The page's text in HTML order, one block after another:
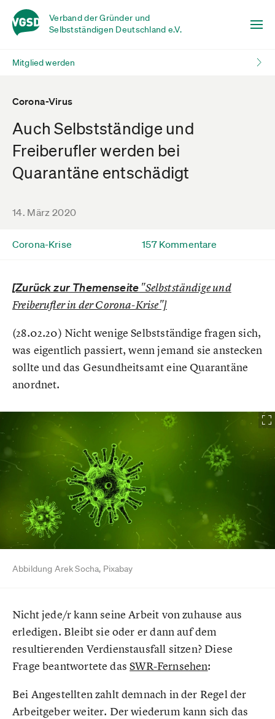
Verband der Gründer und
Selbstständigen Deutschland e.V.
Mitglied werden
Corona-Virus
Auch Selbstständige und
Freiberufler werden bei
Quarantäne entschädigt
14. März 2020
Corona-Krise 157 Kommentare
[Zurück zur Themenseite "Selbstständige und
Freiberufler in der Corona-Krise"]
(28.02.20) Nicht wenige Selbstständige fragen sich,
was eigentlich passiert, wenn jemand sie anstecken
sollte und das Gesundheitsamt eine Quarantäne
anordnet.
Abbildung Arek Socha, Pixabay
Nicht jede/r kann seine Arbeit von zuhause aus
erledigen. Bleibt sie oder er dann auf dem
resultierenden Verdienstausfall sitzen? Diese
Frage beantwortete dasSWR-Fernsehen:
Bei Angestellten zahlt demnach in der Regel der
Arbeitgeber weiter. Der wiederum kann sich das